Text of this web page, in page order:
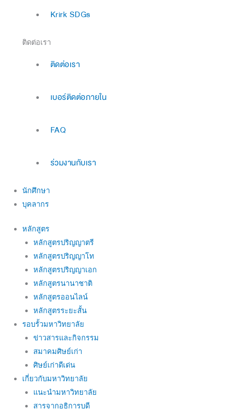
Krirk SDGs
ติดต่อเรา
ติดต่อเรา
เบอร์ติดต่อภายใน
FAQ
ร่วมงานกับเรา
นักศึกษา
บุคลากร
หลักสูตร
หลักสูตรปริญญาตรี
หลักสูตรปริญญาโท
หลักสูตรปริญญาเอก
หลักสูตรนานาชาติ
หลักสูตรออนไลน์
หลักสูตรระยะสั้น
รอบรั้วมหาวิทยาลัย
ข่าวสารและกิจกรรม
สมาคมศิษย์เก่า
ศิษย์เก่าดีเด่น
เกี่ยวกับมหาวิทยาลัย
แนะนำมหาวิทยาลัย
สารจากอธิการบดี